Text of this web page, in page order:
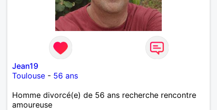
Jean19
Toulouse - 56 ans
Homme divorcé(e) de 56 ans recherche rencontre
amoureuse